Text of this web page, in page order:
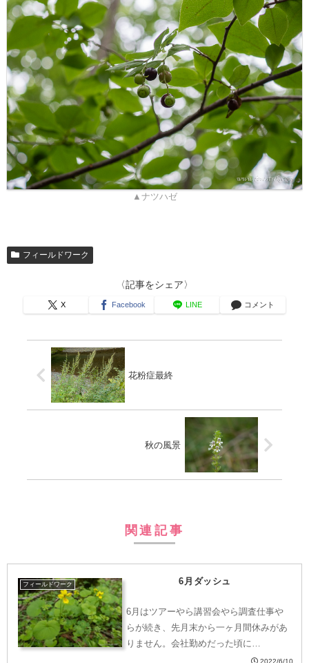
▲ナツハゼ
フィールドワーク
〈記事をシェア〉
X Facebook LINE コメント
花粉症最終
秋の風景
関連記事
フィールドワーク 6月ダッシュ
6月はツアーやら講習会やら調査仕事や
らが続き、先月末から一ヶ月間休みがあ
りません。会社勤めだった頃に…
2022/6/10